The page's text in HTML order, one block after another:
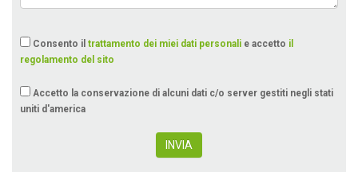
Consento il trattamento dei miei dati personali e accetto il
regolamento del sito
Accetto la conservazione di alcuni dati c/o server gestiti negli stati
uniti d'america
INVIA